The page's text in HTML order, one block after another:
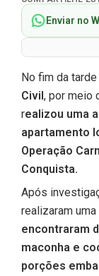
Enviar no
No fim da
Civil, por meio
realizou uma
apartamento
Operação
Conquista.
Após
realizaram
encontraram
maconha e
porções